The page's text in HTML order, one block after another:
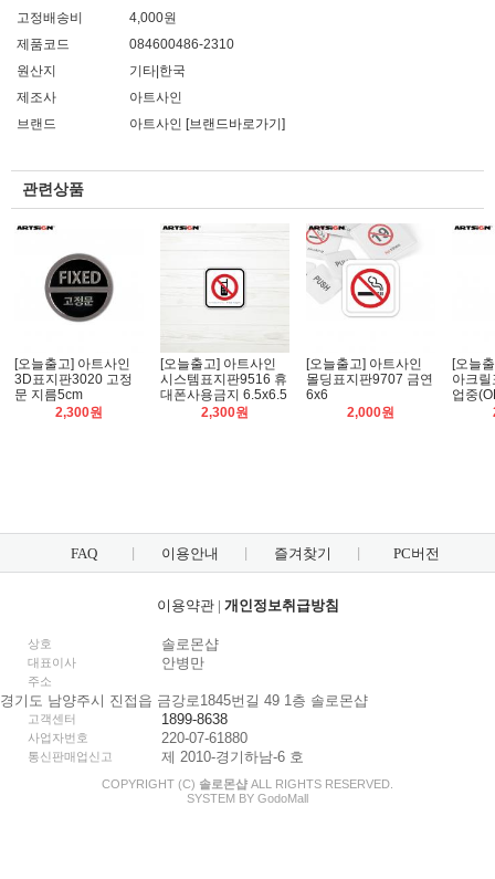
고정배송비
4,000원
제품코드
084600486-2310
원산지
기타|한국
제조사
아트사인
브랜드
아트사인 [브랜드바로가기]
관련상품
[오늘출고] 아트사인
3D표지판3020 고정
문 지름5cm
2,300원
[오늘출고] 아트사인
시스템표지판9516 휴
대폰사용금지 6.5x6.5
2,300원
[오늘출고] 아트사인
몰딩표지판9707 금연
6x6
2,000원
[오늘
아크
업중
FAQ 이용안내 즐겨찾기 PC버전
이용약관| 개인정보취급방침
상호 솔로몬샵
대표이사 안병만
주소
경기도 남양주시 진접읍 금강로1845번길 49 1층 솔로몬샵
고객센터 1899-8638
사업자번호 220-07-61880
통신판매업신고 제 2010-경기하남-6 호
COPYRIGHT (C) 솔로몬샵 ALL RIGHTS RESERVED.
SYSTEM BY GodoMall